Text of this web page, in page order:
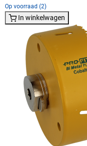
Op voorraad (2)
In winkelwagen